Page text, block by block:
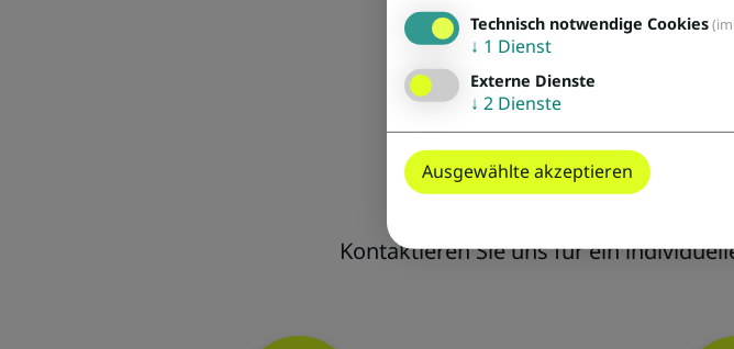
Bereit für
Kontaktieren Sie uns für ein
Technisch notwendige Cookies
↓ 1 Dienst
Externe Dienste
↓ 2 Dienste
Ausgewählte akzeptieren